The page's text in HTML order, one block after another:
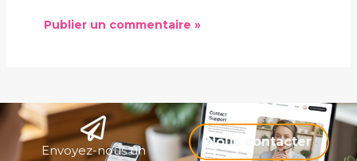
Envoyez-nous un
Nous contacter